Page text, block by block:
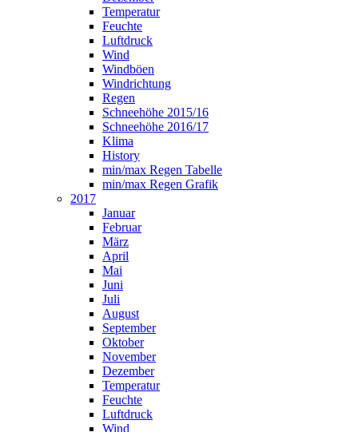
Temperatur
Feuchte
Luftdruck
Wind
Windböen
Windrichtung
Regen
Schneehöhe 2015/16
Schneehöhe 2016/17
Klima
History
min/max Regen Tabelle
min/max Regen Grafik
2017
Januar
Februar
März
April
Mai
Juni
Juli
August
September
Oktober
November
Dezember
Temperatur
Feuchte
Luftdruck
Wind